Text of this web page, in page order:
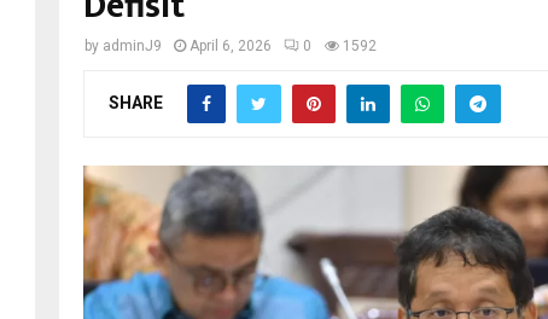
by adminJ9 April 6, 2026 0 1592
SHARE